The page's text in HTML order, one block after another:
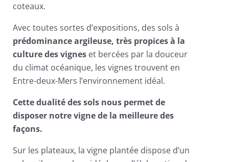
coteaux.
Avec toutes sortes d’expositions, des sols à
prédominance argileuse, très propices à la
culture des vignes et bercées par la douceur
du climat océanique, les vignes trouvent en
Entre-deux-Mers l’environnement idéal.
Cette dualité des sols nous permet de
disposer notre vigne de la meilleure des
façons.
Sur les plateaux, la vigne plantée dispose d’un